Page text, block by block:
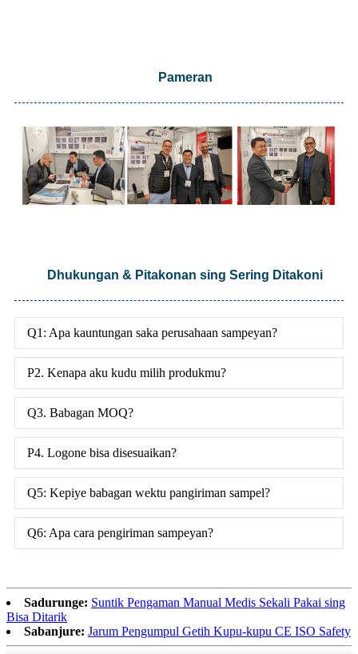
Pameran
Dhukungan & Pitakonan sing Sering Ditakoni
Q1: Apa kauntungan saka perusahaan sampeyan?
P2. Kenapa aku kudu milih produkmu?
Q3. Babagan MOQ?
P4. Logone bisa disesuaikan?
Q5: Kepiye babagan wektu pangiriman sampel?
Q6: Apa cara pengiriman sampeyan?
Sadurunge: Suntik Pengaman Manual Medis Sekali Pakai sing
Bisa Ditarik
Sabanjure: Jarum Pengumpul Getih Kupu-kupu CE ISO Safety